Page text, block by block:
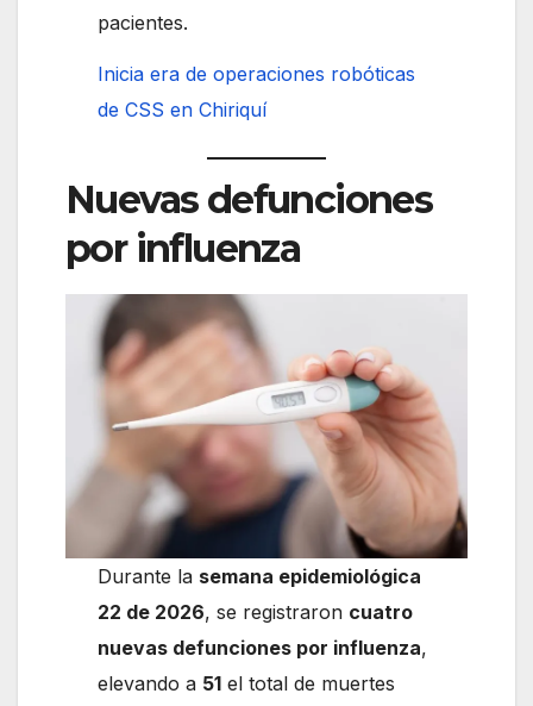
pacientes.
Inicia era de operaciones robóticas
de CSS en Chiriquí
Nuevas defunciones
por influenza
Durante la semana epidemiológica
22 de 2026, se registraron cuatro
nuevas defunciones por influenza,
elevando a 51 el total de muertes